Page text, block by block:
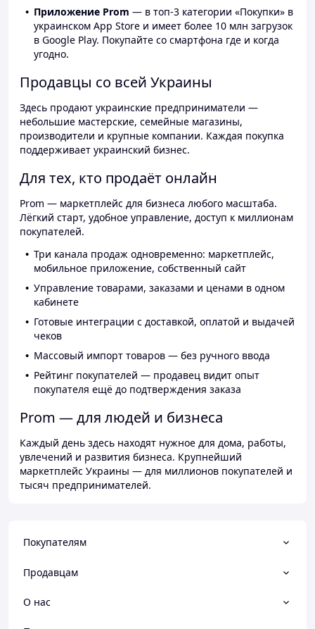
Приложение Prom — в топ-3 категории «Покупки» в
украинском App Store и имеет более 10 млн загрузок
в Google Play. Покупайте со смартфона где и когда
угодно.
Продавцы со всей Украины
Здесь продают украинские предприниматели —
небольшие мастерские, семейные магазины,
производители и крупные компании. Каждая покупка
поддерживает украинский бизнес.
Для тех, кто продаёт онлайн
Prom — маркетплейс для бизнеса любого масштаба.
Лёгкий старт, удобное управление, доступ к миллионам
покупателей.
Три канала продаж одновременно: маркетплейс,
мобильное приложение, собственный сайт
Управление товарами, заказами и ценами в одном
кабинете
Готовые интеграции с доставкой, оплатой и выдачей
чеков
Массовый импорт товаров — без ручного ввода
Рейтинг покупателей — продавец видит опыт
покупателя ещё до подтверждения заказа
Prom — для людей и бизнеса
Каждый день здесь находят нужное для дома, работы,
увлечений и развития бизнеса. Крупнейший
маркетплейс Украины — для миллионов покупателей и
тысяч предпринимателей.
Покупателям
Продавцам
О нас